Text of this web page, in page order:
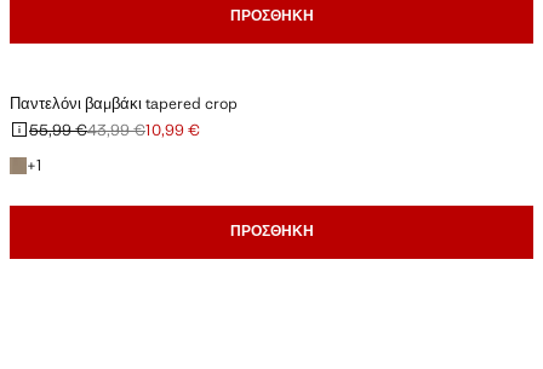
ΠΡΟΣΘΉΚΗ
Παντελόνι βαμβάκι tapered crop
Αρχική τιμή με διαγραφή [55,99 € ]
55,99 €
Δεύτερη τιμή με διαγραφή [43,99 € ]
43,99 €
Ισχύουσα τιμή [10,99 € ]
10,99 €
+1
+1 χρώμα
ΠΡΟΣΘΉΚΗ